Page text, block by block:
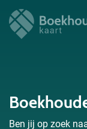
Ben jij op zoek